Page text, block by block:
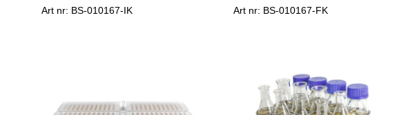
Art nr: BS-010167-IK
Art nr: BS-010167-FK